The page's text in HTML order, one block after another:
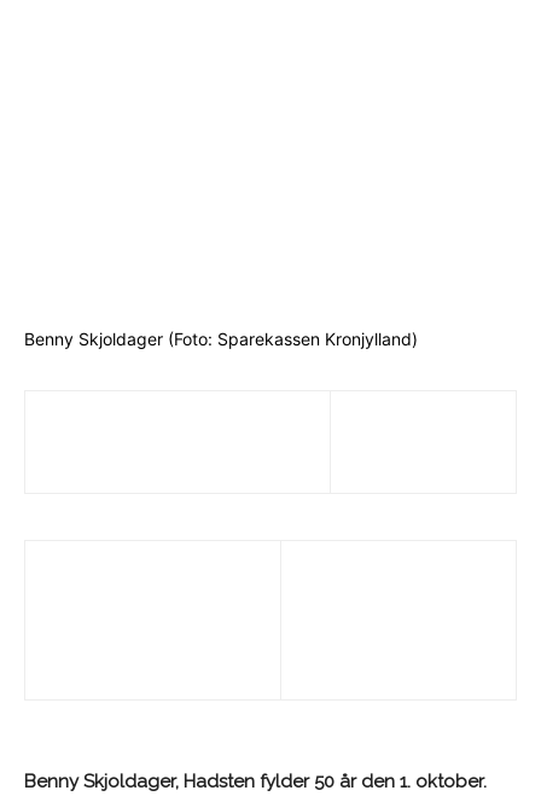
Benny Skjoldager (Foto: Sparekassen Kronjylland)
Benny Skjoldager, Hadsten fylder 50 år den 1. oktober.